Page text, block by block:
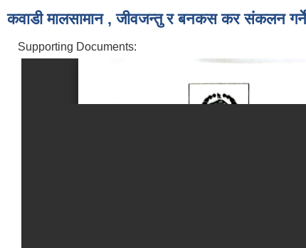
कवाडी मालसामान , जीवजन्तु र बनकस कर संकलन
Supporting Documents: